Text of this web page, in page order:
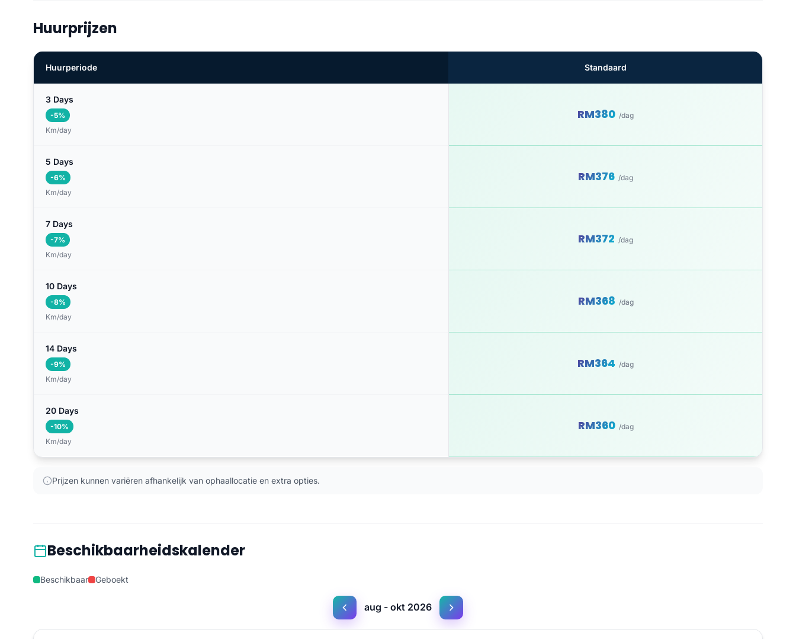
Huurprijzen
Huurperiode Standaard
3 Days
-5%
Km/day
RM380 /dag
5 Days
-6%
Km/day
RM376 /dag
7 Days
-7%
Km/day
RM372 /dag
10 Days
-8%
Km/day
RM368 /dag
14 Days
-9%
Km/day
RM364 /dag
20 Days
-10%
Km/day
RM360 /dag
Prijzen kunnen variëren afhankelijk van ophaallocatie en extra opties.
Beschikbaarheidskalender
Beschikbaar Geboekt
aug - okt 2026